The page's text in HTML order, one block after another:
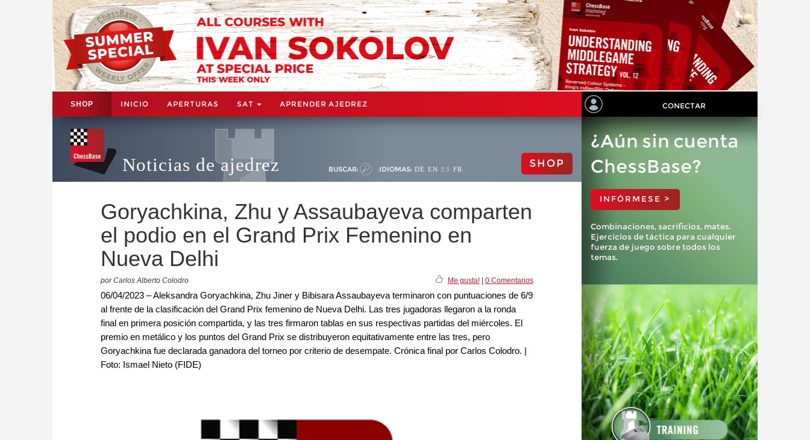
SHOP INICIO APERTURAS SAT APRENDER AJEDREZ CONECTAR
Noticias de ajedrez BUSCAR: IDIOMAS: DE EN ES FR SHOP
Goryachkina, Zhu y Assaubayeva comparten
el podio en el Grand Prix Femenino en
Nueva Delhi
por Carlos Alberto Colodro Me gusta!| 0 Comentarios
06/04/2023 – Aleksandra Goryachkina, Zhu Jiner y Bibisara Assaubayeva terminaron con puntuaciones de 6/9
al frente de la clasificación del Grand Prix femenino de Nueva Delhi. Las tres jugadoras llegaron a la ronda
final en primera posición compartida, y las tres firmaron tablas en sus respectivas partidas del miércoles. El
premio en metálico y los puntos del Grand Prix se distribuyeron equitativamente entre las tres, pero
Goryachkina fue declarada ganadora del torneo por criterio de desempate. Crónica final por Carlos Colodro. |
Foto: Ismael Nieto (FIDE)
¿Aún sin cuenta
ChessBase?
INFÓRMESE >
Combinaciones, sacrificios, mates.
Ejercicios de táctica para cualquier
fuerza de juego sobre todos los
temas.